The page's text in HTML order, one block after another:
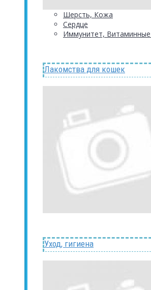
Шерсть, Кожа
Сердце
Иммунитет,
Лакомства для кошек
Уход, гигиена